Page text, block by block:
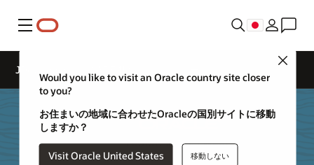
メニュー
Would you like to visit an Oracle country site closer
to you?
お住まいの地域に合わせたOracleの国別サイトに移動
しますか？
Visit Oracle United States 移動しない
JDeveloperおよびADF 11gの書籍、トレーニング、認定